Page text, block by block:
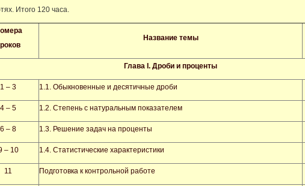
Итого 120 часа.
Название темы
Глава . Дроби и проценты
1 – 3 1.1. Обыкновенные и десятичные дроби
4 – 5 1.2. Степень с натуральным показателем
6 – 8 1.3. Решение задач на проценты
– 10 1.4. Статистические характеристики
11 Подготовка к контрольной работе